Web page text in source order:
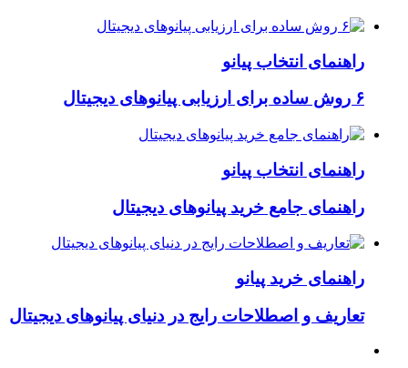
راهنمای انتخاب پیانو
۶ روش ساده برای ارزیابی پیانوهای دیجیتال
راهنمای انتخاب پیانو
راهنمای جامع خرید پیانوهای دیجیتال
راهنمای خرید پیانو
تعاریف و اصطلاحات رایج در دنیای پیانوهای دیجیتال